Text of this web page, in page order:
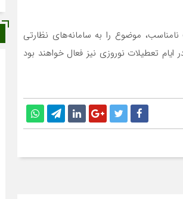
موضوع را به سامانه‌های نظارتی
تعطیلات نوروزی نیز فعال خواهند بود